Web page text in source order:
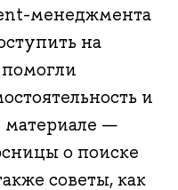
менеджмента
на
и
материале —
о поиске
советы, как